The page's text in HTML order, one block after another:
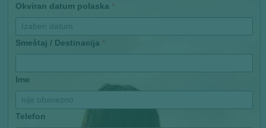
Okviran datum polaska *
Smeštaj / Destinacija *
Ime
Telefon